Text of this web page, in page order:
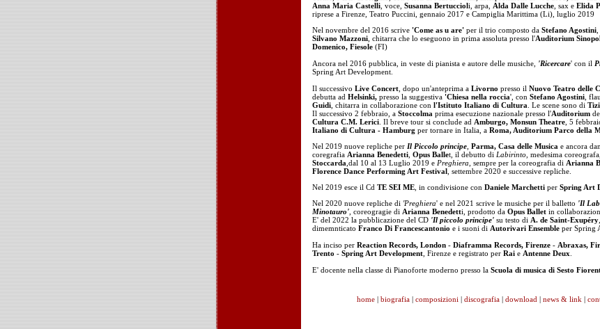
Anna Maria Castelli , voce, Susanna Bertuccioli, arpa, Alda Dalle Lucche , sax e Elida
riprese a Firenze, Teatro Puccini, gennaio 2017 e Campiglia Marittima (Li), luglio 2019
Nel novembre del 2016 scrive 'Come as u are' per il trio composto da Stefano Agostini
Silvano Mazzoni , chitarra che lo eseguono in prima assoluta presso l'Auditorium
Domenico, Fiesole (FI)
Ancora nel 2016 pubblica, in veste di pianista e autore delle musiche, 'Ricercare' con il
Spring Art Development.
Il successivo Live Concert , dopo un'anteprima a Livorno presso il Nuovo Teatro delle
debutta ad Helsinki, presso la suggestiva 'Chiesa nella roccia', con Stefano Agostini ,
Guidi , chitarra in collaborazione con l'Istituto Italiano di Cultura . Le scene sono di
Il successivo 2 febbraio, a Stoccolma prima esecuzione nazionale presso l'Auditorium
Cultura C.M. Lerici . Il breve tour si conclude ad Amburgo, Monsun Theatre , 5
Italiano di Cultura - Hamburg per tornare in Italia, a Roma, Auditorium Parco della
Nel 2019 nuove repliche per Il Piccolo principe Parma, Casa delle Musica e ancora
coregrafia Arianna Benedetti Opus Ballet, il debutto di Labirinto , medesima
Stoccarda ,dal 10 al 13 Luglio 2019 e Preghiera , sempre per la coreografia di Arianna
Florence Dance Performing Art Festival , settembre 2020 e successive repliche.
Nel 2019 esce il Cd TE SEI ME , in condivisione con Daniele Marchetti per Spring Art
Nel 2020 nuove repliche di 'Preghiera' e nel 2021 scrive le musiche per il balletto 'Il
Minotauro' , coreogragie di Arianna Benedetti, prodotto da Opus Ballet in
E' del 2022 la pubblicazione del CD 'Il piccolo principe' su testo di A. de Saint-Exupéry
dimemnticato Franco Di Francescantonio e i suoni di Autorivari Ensemble per Spring
Ha inciso per Reaction Records, London - Diaframma Records, Firenze - Abraxas,
Trento - Spring Art Development , Firenze e registrato per Rai e Antenne Deux
E' docente nella classe di Pianoforte moderno presso la Scuola di musica di Sesto
home | biografia | composizioni | discografia | download | news & link |